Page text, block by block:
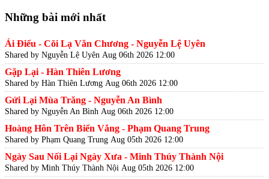
Những bài mới nhất
Ái Điểu - Cõi Lạ Văn Chương - Nguyễn Lệ Uyên
Shared by Nguyễn Lệ Uyên Aug 06th 2026 12:00
Gặp Lại - Hàn Thiên Lương
Shared by Hàn Thiên Lương Aug 06th 2026 12:00
Gửi Lại Mùa Trăng - Nguyễn An Bình
Shared by Nguyễn An Bình Aug 06th 2026 12:00
Hoàng Hôn Trên Biển Vắng - Phạm Quang Trung
Shared by Phạm Quang Trung Aug 05th 2026 12:00
Ngày Sau Nối Lại Ngày Xưa - Minh Thúy Thành Nội
Shared by Minh Thúy Thành Nội Aug 05th 2026 12:00